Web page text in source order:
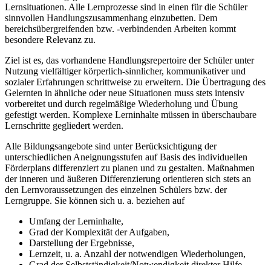
Lernsituationen. Alle Lernprozesse sind in einen für die Schüler
sinnvollen Handlungszusammenhang einzubetten. Dem
bereichsübergreifenden bzw. -verbindenden Arbeiten kommt
besondere Relevanz zu.
Ziel ist es, das vorhandene Handlungsrepertoire der Schüler unter
Nutzung vielfältiger körperlich-sinnlicher, kommunikativer und
sozialer Erfahrungen schrittweise zu erweitern. Die Übertragung des
Gelernten in ähnliche oder neue Situationen muss stets intensiv
vorbereitet und durch regelmäßige Wiederholung und Übung
gefestigt werden. Komplexe Lerninhalte müssen in überschaubare
Lernschritte gegliedert werden.
Alle Bildungsangebote sind unter Berücksichtigung der
unterschiedlichen Aneignungsstufen auf Basis des individuellen
Förderplans differenziert zu planen und zu gestalten. Maßnahmen
der inneren und äußeren Differenzierung orientieren sich stets an
den Lernvoraussetzungen des einzelnen Schülers bzw. der
Lerngruppe. Sie können sich u. a. beziehen auf
Umfang der Lerninhalte,
Grad der Komplexität der Aufgaben,
Darstellung der Ergebnisse,
Lernzeit, u. a. Anzahl der notwendigen Wiederholungen,